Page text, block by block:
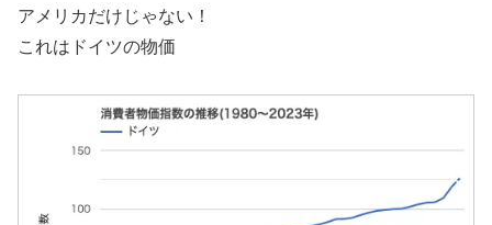
アメリカだけじゃない！
これはドイツの物価